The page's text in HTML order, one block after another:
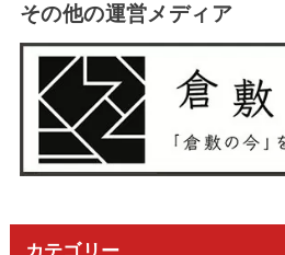
その他の運営メディア
カテゴリー